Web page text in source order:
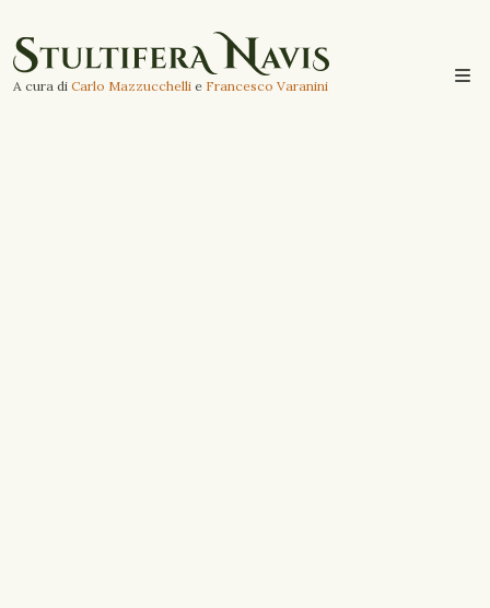
A cura di Carlo Mazzucchelli e Francesco Varanini